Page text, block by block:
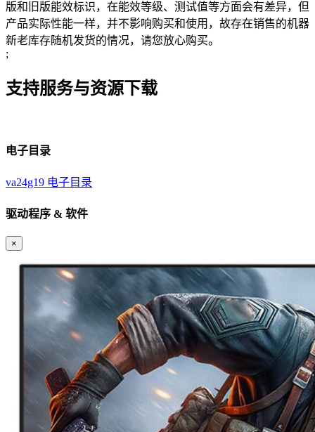
版和旧版能效标识，在能效等级、测试值等方面会有差异，但
产品实际性能一样，并不影响购买和使用，故存在销售的机器
新老库存随机发货的情况，请您放心购买。
;
支持服务与资源下载
电子目录
va24g19 电子目录
驱动程序 & 软件
×